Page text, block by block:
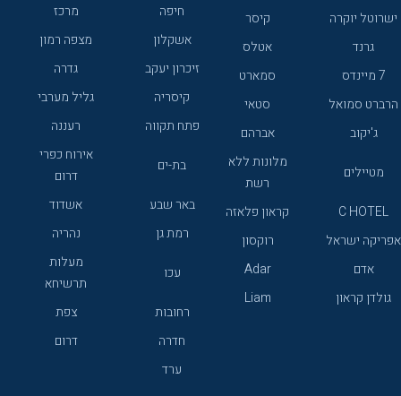
ישרוטל יוקרה
קיסר
גרנד
אטלס
7 מיינדס
סמארט
הרברט סמואל
סטאי
ג'יקוב
אברהם
מטיילים
מלונות ללא
רשת
C HOTEL
קראון פלאזה
אפריקה ישראל
רוקסון
אדם
Adar
גולדן קראון
Liam
חיפה
מרכז
אשקלון
מצפה רמון
זיכרון יעקב
גדרה
קיסריה
גליל מערבי
פתח תקווה
רעננה
בת-ים
אירוח כפרי
דרום
באר שבע
אשדוד
רמת גן
נהריה
עכו
מעלות
תרשיחא
רחובות
צפת
חדרה
דרום
ערד